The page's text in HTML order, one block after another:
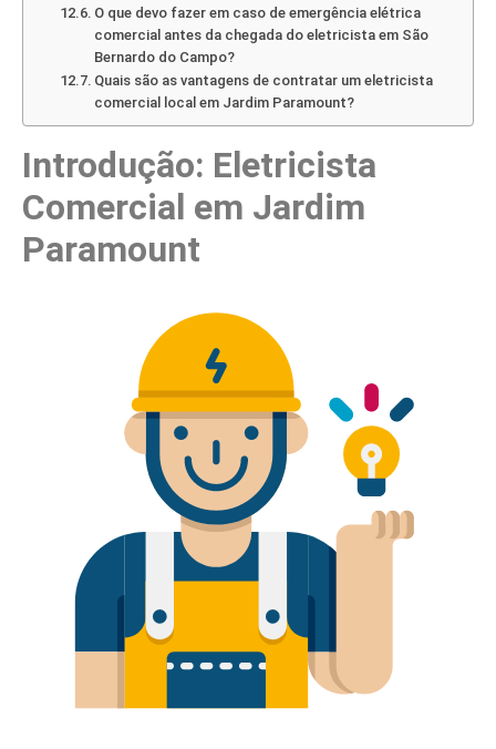
O que devo fazer em caso de emergência elétrica
comercial antes da chegada do eletricista em São
Bernardo do Campo?
Quais são as vantagens de contratar um eletricista
comercial local em Jardim Paramount?
Introdução: Eletricista
Comercial em Jardim
Paramount